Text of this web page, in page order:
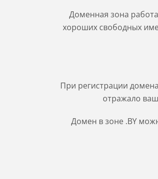
Доменная зона
хороших свободных
При регистрации
отражало
Домен в зоне .BY